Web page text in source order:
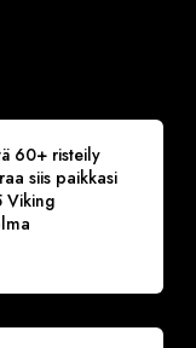
60+ risteily
siis paikkasi
Viking